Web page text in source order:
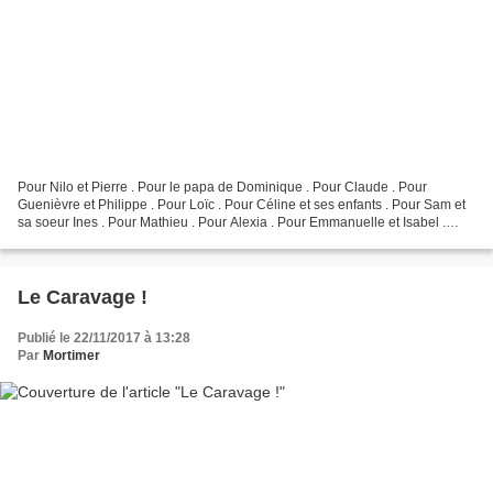
Pour Nilo et Pierre . Pour le papa de Dominique . Pour Claude . Pour
Guenièvre et Philippe . Pour Loïc . Pour Céline et ses enfants . Pour Sam et
sa soeur Ines . Pour Mathieu . Pour Alexia . Pour Emmanuelle et Isabel .
Le Caravage !
Publié le 22/11/2017 à 13:28
Par Mortimer